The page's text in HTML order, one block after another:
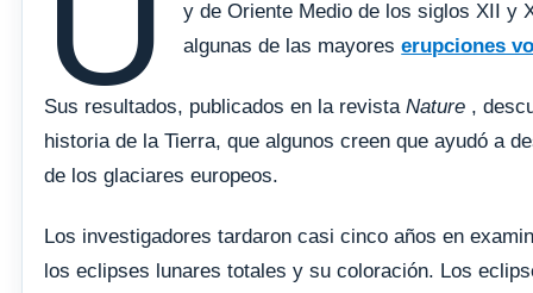
y de Oriente Medio de los siglos XII y
algunas de las mayoreserupciones
Sus resultados, publicados en la revista Nature ,
historia de la Tierra, que algunos creen que ayudó a
de los glaciares europeos.
Los investigadores tardaron casi cinco años en
los eclipses lunares totales y su coloración. Los